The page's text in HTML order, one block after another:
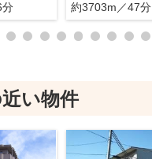
分
約3703m／47分
い物件